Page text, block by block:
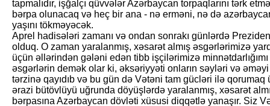
tapmalıdır, işğalçı qüvvələr Azərbaycan torpaqlarını tərk
bərpa olunacaq və heç bir ana - nə erməni, nə də
yaşını tökməyəcək.
Aprel hadisələri zamanı və ondan sonrakı günlərdə
olduq. O zaman yaralanmış, xəsarət almış əs­gərlərimizə
üçün əllərindən gələni edən tibb işçilərimizə
əsgərlərin demək olar ki, əksəriyyəti onların səyləri və
tərzinə qayıdıb və bu gün də Vətəni tam gücləri ilə qorumaq
ərazi bütövlüyü uğrunda döyüşlərdə yaralanmış, xəsarət
bərpasına Azərbaycan dövləti xüsusi diqqətlə yanaşır. Siz